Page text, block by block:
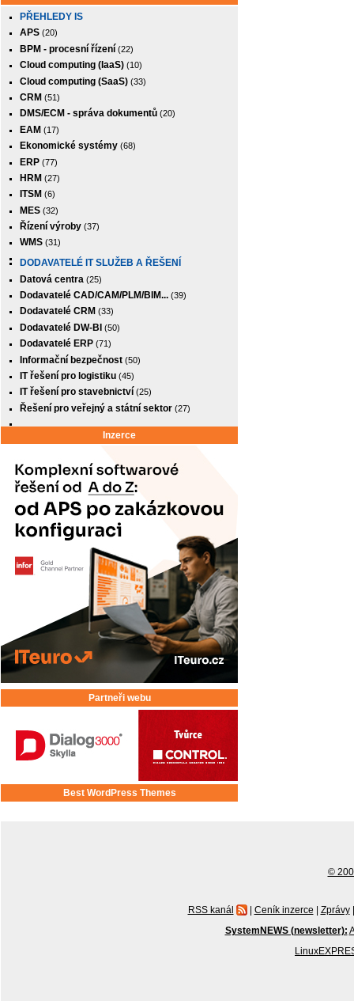
PŘEHLEDY IS
APS (20)
BPM - procesní řízení (22)
Cloud computing (IaaS) (10)
Cloud computing (SaaS) (33)
CRM (51)
DMS/ECM - správa dokumentů (20)
EAM (17)
Ekonomické systémy (68)
ERP (77)
HRM (27)
ITSM (6)
MES (32)
Řízení výroby (37)
WMS (31)
DODAVATELÉ IT SLUŽEB A ŘEŠENÍ
Datová centra (25)
Dodavatelé CAD/CAM/PLM/BIM... (39)
Dodavatelé CRM (33)
Dodavatelé DW-BI (50)
Dodavatelé ERP (71)
Informační bezpečnost (50)
IT řešení pro logistiku (45)
IT řešení pro stavebnictví (25)
Řešení pro veřejný a státní sektor (27)
Inzerce
Partneři webu
Best WordPress Themes
©
RSS kanál | Ceník inzerce | Zprávy |
SystemNEWS (newsletter):